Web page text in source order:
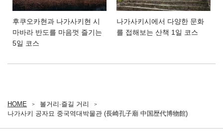
후쿠오카현과 나가사키현 시
마바라 반도를 마음껏 즐기는
5일 코스
나가사키시에서 다양한 문화
를 접해보는 산책 1일 코스
HOME
볼거리∙즐길 거리
나가사키 공자묘 중국역대박물관 (長崎孔子廟 中国歴代博物館)